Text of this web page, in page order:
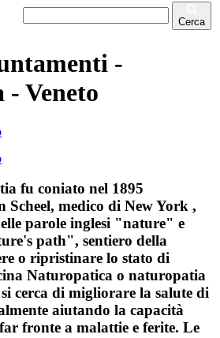
Cerca
-
Veneto
fu coniato nel 1895
medico di New York ,
parole inglesi "nature" e
path", sentiero della
o ripristinare lo stato di
Naturopatica o naturopatia
cerca di migliorare la salute di
aiutando la capacità
fronte a malattie e ferite. Le